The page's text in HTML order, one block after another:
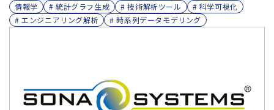
情報学
# 統計グラフ生成 # 技術解析ツール
# 科学可視化
# エンジニアリング解析
# 時系列データモデリング